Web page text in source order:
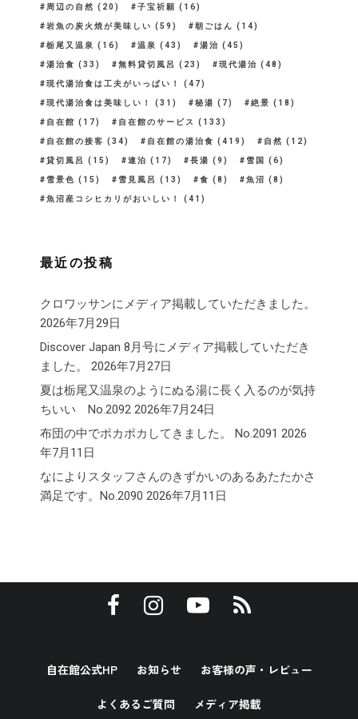
周辺の自然 (20) 子宝祈願 (16)
岩魚の炭火焼が美味しい (59) 朝ごはん (14)
栃尾又温泉 (16) 温泉 (43) 湯治 (45)
湯治食 (33) 無料貸切風呂 (23) 現代湯治 (48)
現代湯治食は工夫がいっぱい！ (47)
現代湯治食は美味しい！ (31) 秘湯 (7) 絶景 (18)
自在館 (17) 自在館のサービス (133)
自在館の接客 (34) 自在館の湯治食 (419) 自然 (12)
貸切風呂 (15) 連泊 (17) 長湯 (9) 雪国 (6)
雪景色 (15) 雪見風呂 (13) 食 (8) 魚沼 (8)
魚沼産コシヒカリがおいしい！ (41)
最近の投稿
クロワッサンにメディア掲載していただきました。
2026年7月29日
Discover Japan 8月号にメディア掲載していただき
ました。
2026年7月27日
夏は栃尾又温泉のようにぬる湯に長く入るのが気持
ちいい No.2092 2026年7月24日
布団の中でポカポカしてきました。 No.2091 2026
年7月11日
なによりスタッフさんのきずかいのあるあたたかさ
満足です。No.2090 2026年7月11日
自在館公式HP お知らせ お客様の声・レビュー
よくあるご質問 メディア掲載